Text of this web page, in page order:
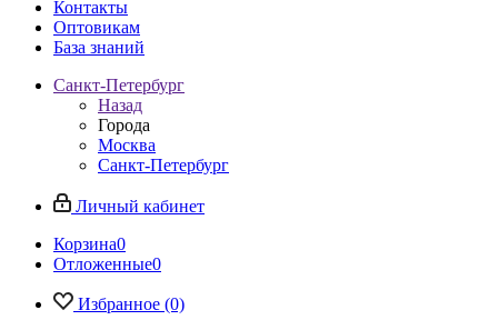
Контакты
Оптовикам
База знаний
Санкт-Петербург
Назад
Города
Москва
Санкт-Петербург
Личный кабинет
Корзина0
Отложенные0
Избранное (0)